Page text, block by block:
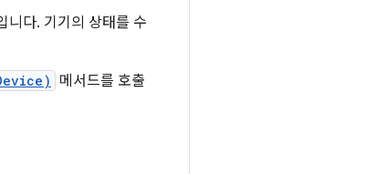
니다. 기기의 상태를 수
메서드를 호출